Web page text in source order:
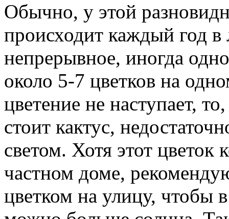
Обычно, у этой
происходит каждый год в
непрерывное, иногда
около 5-7 цветков на
цветение не наступает,
стоит кактус,
светом. Хотя этот
частном доме,
цветком на улицу, чтобы